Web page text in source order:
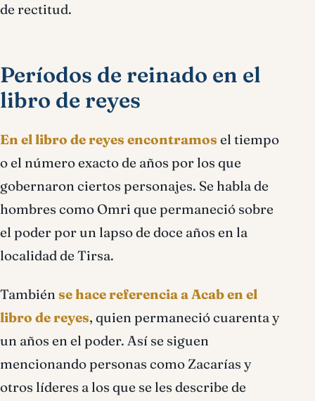
de rectitud.
Períodos de reinado en el
libro de reyes
En el libro de reyes encontramos el tiempo
o el número exacto de años por los que
gobernaron ciertos personajes. Se habla de
hombres como Omri que permaneció sobre
el poder por un lapso de doce años en la
localidad de Tirsa.
También se hace referencia a Acab en el
libro de reyes, quien permaneció cuarenta y
un años en el poder. Así se siguen
mencionando personas como Zacarías y
otros líderes a los que se les describe de